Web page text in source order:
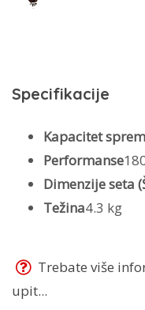
Specifikacije
Kapacitet
Performanse
Dimenzije seta
Težina4.3 kg
Trebate više
upit...